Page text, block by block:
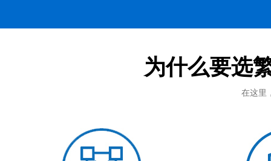
为什么要选
在这里